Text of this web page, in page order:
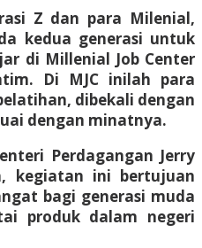
Z dan para Milenial,
kedua generasi untuk
di Millenial Job Center
Di MJC inilah para
dibekali dengan
dengan minatnya.
Perdagangan Jerry
kegiatan ini bertujuan
bagi generasi muda
produk dalam negeri